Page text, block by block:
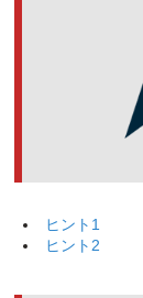
ヒント1
ヒント2